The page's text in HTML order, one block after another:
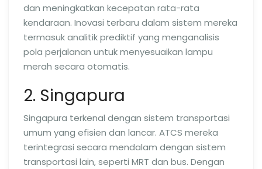
dan meningkatkan kecepatan rata-rata
kendaraan. Inovasi terbaru dalam sistem mereka
termasuk analitik prediktif yang menganalisis
pola perjalanan untuk menyesuaikan lampu
merah secara otomatis.
2. Singapura
Singapura terkenal dengan sistem transportasi
umum yang efisien dan lancar. ATCS mereka
terintegrasi secara mendalam dengan sistem
transportasi lain, seperti MRT dan bus. Dengan